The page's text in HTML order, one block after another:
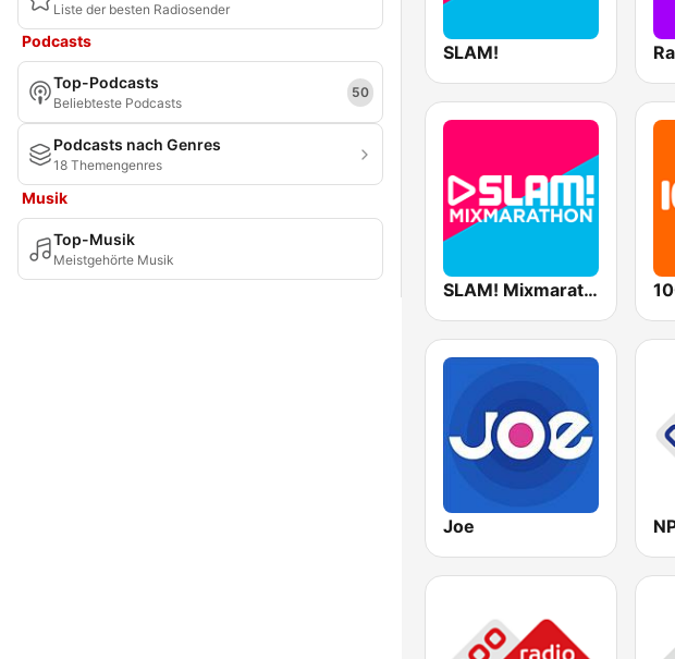
Liste der besten Radiosender
Podcasts
Top-Podcasts
Beliebteste Podcasts
50
Podcasts nach Genres
18 Themengenres
Musik
Top-Musik
Meistgehörte Musik
SLAM!
SLAM! Mixmarathon
Joe